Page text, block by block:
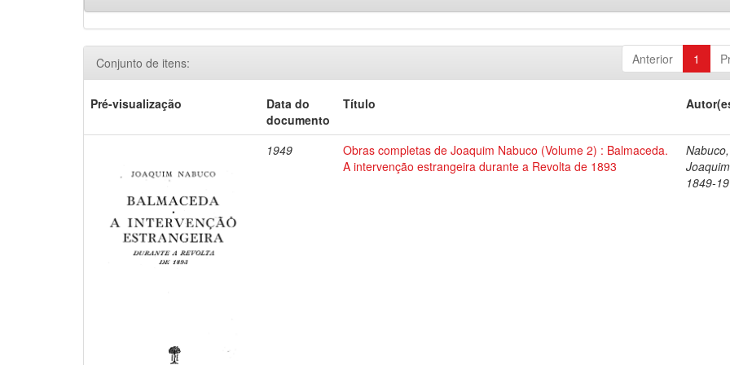
Anterior 1
Conjunto de itens:
Pré-visualização
Data do
documento
Título
1949
Obras completas de Joaquim Nabuco (Volume 2) : Balmaceda.
A intervenção estrangeira durante a Revolta de 1893
Nabuco,
1849-